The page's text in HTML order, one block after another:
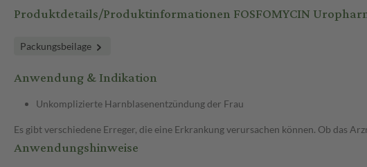
Produktdetails/Produktinformationen FOSFOMYCIN
Packungsbeilage
Anwendung & Indikation
Unkomplizierte Harnblasenentzündung der Frau
Es gibt verschiedene Erreger, die eine Erkrankung verursachen können. Ob das
Anwendungshinweise